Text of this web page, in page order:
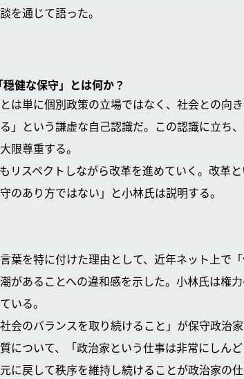
を通じて語った。
健な保守」とは何か？
は単に個別政策の立場ではなく、社会との向
」という謙虚な自己認識だ。この認識に立ち
限尊重する。
リスペクトしながら改革を進めていく。改革
のあり方ではない」と小林氏は説明する。
葉を特に付けた理由として、近年ネット上で
があることへの違和感を示した。小林氏は権
いる。
会のバランスを取り続けること」が保守政治
について、「政治家という仕事は非常にしん
に戻して秩序を維持し続けることが政治家の仕